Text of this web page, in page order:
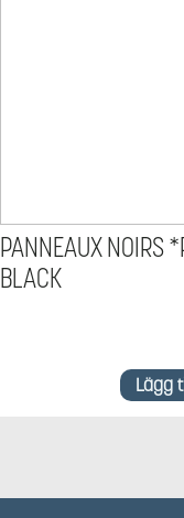
PANNEAUX NOIRS
BLACK
Lägg